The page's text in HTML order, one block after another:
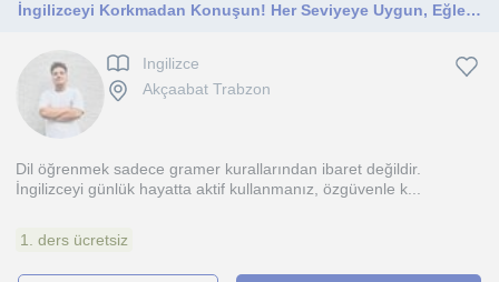
İngilizceyi Korkmadan Konuşun! Her Seviyeye Uygun, Eğlenceli ve Etkileşimli Özel Dersler
Ingilizce
Akçaabat Trabzon
Dil öğrenmek sadece gramer kurallarından ibaret değildir.
İngilizceyi günlük hayatta aktif kullanmanız, özgüvenle k...
1. ders ücretsiz